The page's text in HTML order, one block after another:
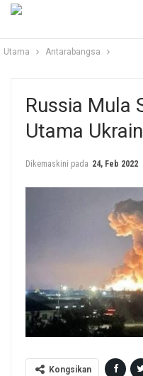
Utama Antarabangsa
Russia Mula
Utama
Dikemaskini pada 24, Feb 2022
Kongsikan